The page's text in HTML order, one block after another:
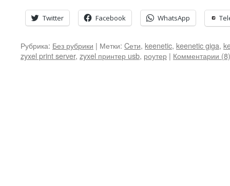
Twitter Facebook WhatsApp
Рубрика: Без рубрики | Метки: Cети, keenetic, keenetic giga,
zyxel print server, zyxel принтер usb, роутер | Комментарии (8)